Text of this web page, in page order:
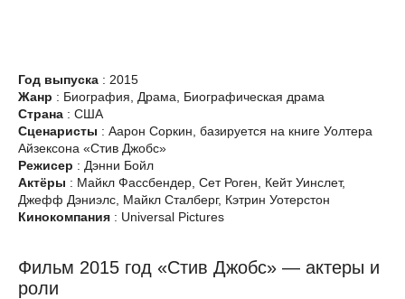
Год выпуска : 2015
Жанр : Биография, Драма, Биографическая драма
Страна : США
Сценаристы : Аарон Соркин, базируется на книге Уолтера
Айзексона «Стив Джобс»
Режисер : Дэнни Бойл
Актёры : Майкл Фассбендер, Сет Роген, Кейт Уинслет,
Джефф Дэниэлс, Майкл Сталберг, Кэтрин Уотерстон
Кинокомпания : Universal Pictures
Фильм 2015 год «Стив Джобс» — актеры и
роли